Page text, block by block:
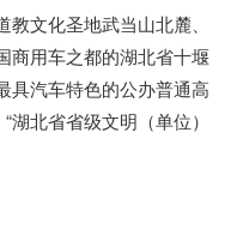
文化圣地武当山北麓、
商用车之都的湖北省十堰
具汽车特色的公办普通高
湖北省省级文明（单位）